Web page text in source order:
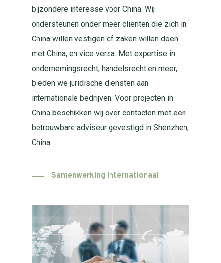
bijzondere interesse voor China. Wij
ondersteunen onder meer cliënten die zich in
China willen vestigen of zaken willen doen
met China, en vice versa. Met expertise in
ondernemingsrecht, handelsrecht en meer,
bieden we juridische diensten aan
internationale bedrijven. Voor projecten in
China beschikken wij over contacten met een
betrouwbare adviseur gevestigd in Shenzhen,
China.
Samenwerking internationaal